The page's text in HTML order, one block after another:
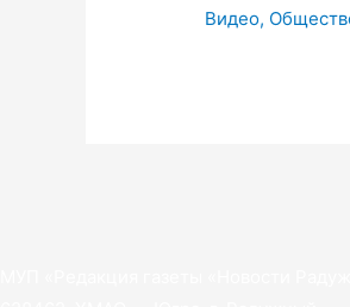
Видео,